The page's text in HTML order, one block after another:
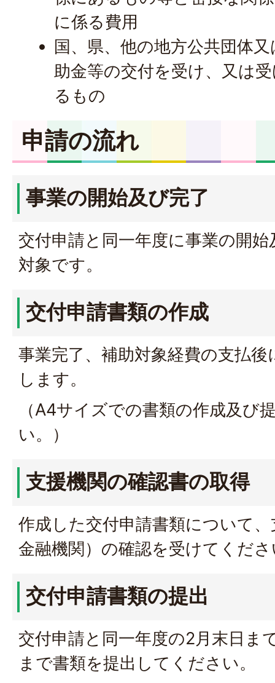
に係る費用
国、県、他の地方公共団体
助金等の交付を受け、又は
るもの
申請の流れ
事業の開始及び完了
交付申請と同一年度に事業の開
対象です。
交付申請書類の作成
事業完了、補助対象経費の支払
します。
（A4サイズでの書類の作成及び
い。）
支援機関の確認書の取得
作成した交付申請書類について
金融機関）の確認を受けてくだ
交付申請書類の提出
交付申請と同一年度の2月末日ま
まで書類を提出してください。